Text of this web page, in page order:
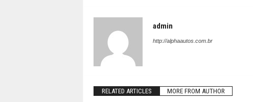
admin
http://alphaautos.com.br
RELATED ARTICLES MORE FROM AUTHOR